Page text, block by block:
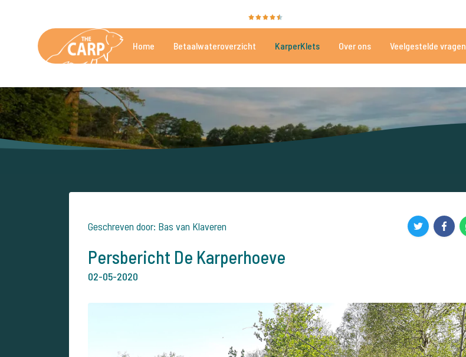
Home Betaalwateroverzicht KarperKlets Over ons Veelgestelde vragen
Geschreven door: Bas van Klaveren
Persbericht De Karperhoeve
02-05-2020